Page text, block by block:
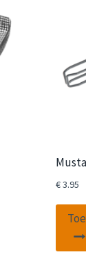
€3.95